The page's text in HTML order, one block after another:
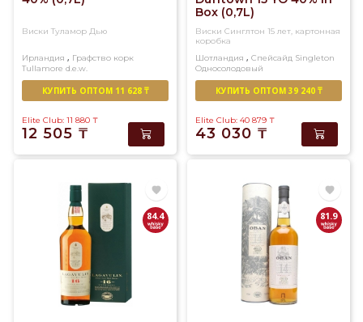
Виски Туламор Дью
Ирландия , Графство корк
Tullamore d.e.w.
Купажированный
КУПИТЬ ОПТОМ 11 628 ₸
Elite Club: 11 880 ₸
12 505 ₸
Box (0,7L)
Виски Синглтон 15 лет, картонная
коробка
Шотландия , Спейсайд Singleton
Односолодовый
КУПИТЬ ОПТОМ 39 240 ₸
Elite Club: 40 879 ₸
43 030 ₸
84.4 81.9